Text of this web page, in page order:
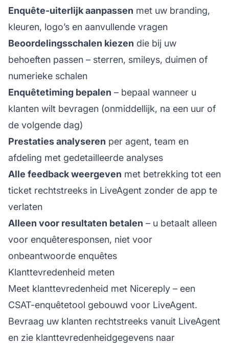
Enquête-uiterlijk aanpassen met uw branding,
kleuren, logo’s en aanvullende vragen
Beoordelingsschalen kiezen die bij uw
behoeften passen – sterren, smileys, duimen of
numerieke schalen
Enquêtetiming bepalen – bepaal wanneer u
klanten wilt bevragen (onmiddellijk, na een uur of
de volgende dag)
Prestaties analyseren per agent, team en
afdeling met gedetailleerde analyses
Alle feedback weergeven met betrekking tot een
ticket rechtstreeks in LiveAgent zonder de app te
verlaten
Alleen voor resultaten betalen – u betaalt alleen
voor enquêteresponsen, niet voor
onbeantwoorde enquêtes
Klanttevredenheid meten
Meet klanttevredenheid met Nicereply – een
CSAT-enquêtetool gebouwd voor LiveAgent.
Bevraag uw klanten rechtstreeks vanuit LiveAgent
en zie klanttevredenheidgegevens naar